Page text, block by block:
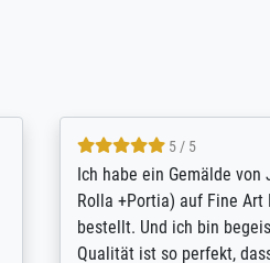
4.8 / 5
Qualité absolument
Extraordinaire diversité
abordés et
demandes (recadrage,